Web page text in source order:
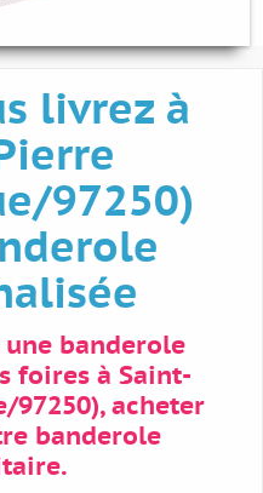
livrez à
97250)
une banderole
foires à Saint-
97250), acheter
banderole